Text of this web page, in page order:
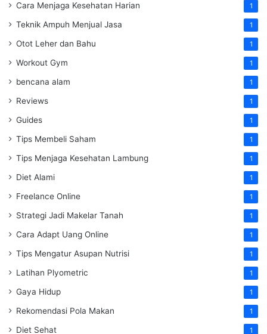
Cara Menjaga Kesehatan Harian 1
Teknik Ampuh Menjual Jasa 1
Otot Leher dan Bahu 1
Workout Gym 1
bencana alam 1
Reviews 1
Guides 1
Tips Membeli Saham 1
Tips Menjaga Kesehatan Lambung 1
Diet Alami 1
Freelance Online 1
Strategi Jadi Makelar Tanah 1
Cara Adapt Uang Online 1
Tips Mengatur Asupan Nutrisi 1
Latihan Plyometric 1
Gaya Hidup 1
Rekomendasi Pola Makan 1
Diet Sehat 1